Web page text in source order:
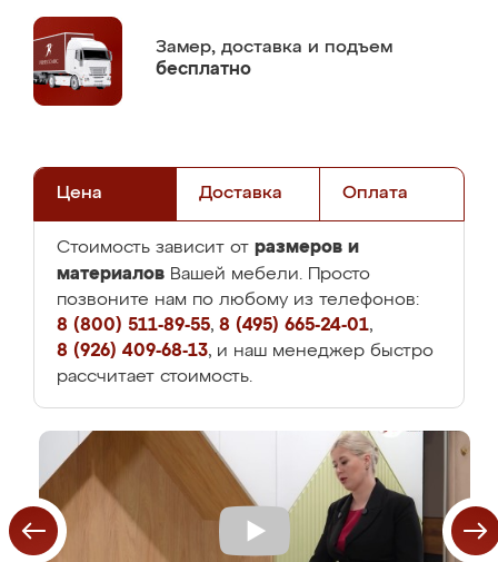
Замер, доставка и подъем
бесплатно
Цена Доставка Оплата
Стоимость зависит от размеров и
материалов Вашей мебели. Просто
позвоните нам по любому из телефонов:
8 (800) 511-89-55, 8 (495) 665-24-01,
8 (926) 409-68-13, и наш менеджер быстро
рассчитает стоимость.